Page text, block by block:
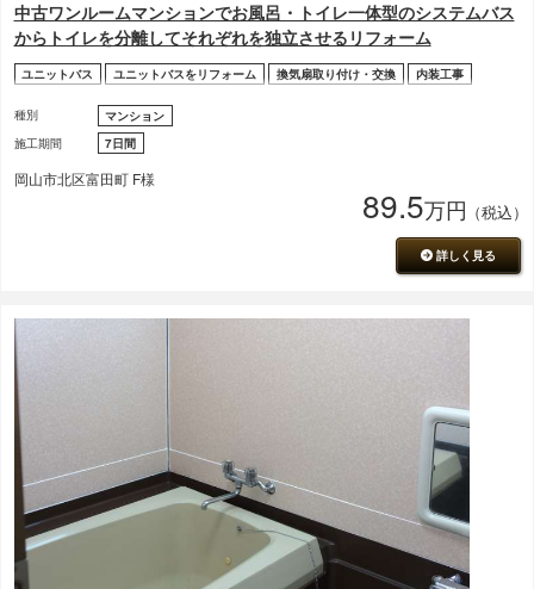
中古ワンルームマンションでお風呂・トイレ一体型のシステムバス
からトイレを分離してそれぞれを独立させるリフォーム
ユニットバス ユニットバスをリフォーム 換気扇取り付け・交換 内装工事
種別
マンション
施工期間
7日間
岡山市北区富田町 F様
89.5万円 （税込）
詳しく見る